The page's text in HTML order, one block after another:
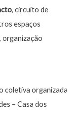
, circuito de
espaços
organização
coletiva organizada
– Casa dos